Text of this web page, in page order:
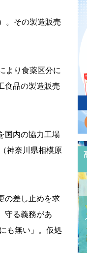
。その製造販売
より食薬区分に
食品の製造販売
国内の協力工場
神奈川県相模原
の差し止めを求
守る義務があ
も無い」。仮処